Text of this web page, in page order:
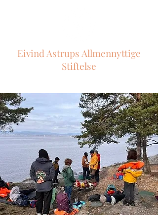
Eivind Astrups Allmennyttige
Stiftelse